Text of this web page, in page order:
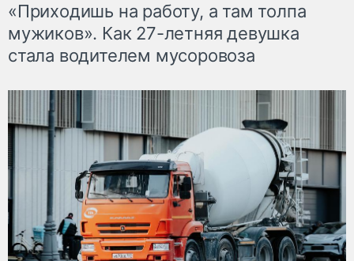
«Приходишь на работу, а там толпа
мужиков». Как 27-летняя девушка
стала водителем мусоровоза